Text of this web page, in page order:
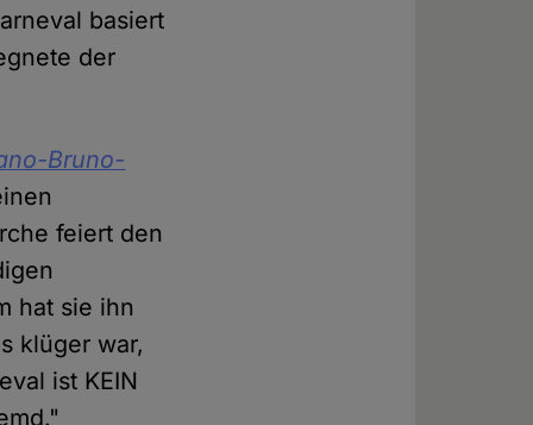
basiert
der
Bruno-
feiert den
hat sie ihn
klüger war,
ist KEIN